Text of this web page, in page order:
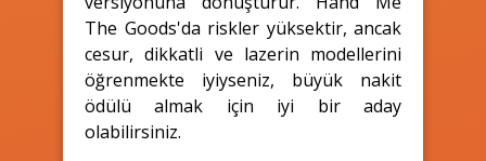
The Goods'da riskler yüksektir, ancak
cesur, dikkatli ve lazerin modellerini
öğrenmekte iyiyseniz, büyük nakit
ödülü almak için iyi bir aday
olabilirsiniz.